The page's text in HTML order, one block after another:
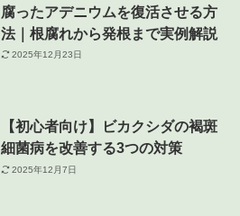
腐ったアデニウムを復活させる方
法｜根腐れから発根まで実例解説
2025年12月23日
【初心者向け】ビカクシダの褐斑
細菌病を改善する3つの対策
2025年12月7日